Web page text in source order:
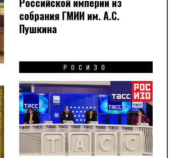
собрания ГМИИ им. А.С.
Пушкина
РОСИЗО